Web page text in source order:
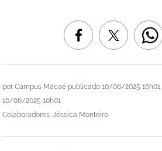
por Campus Macaé publicado 10/06/2025 10h01,
10/06/2025 10h01
Colaboradores: Jéssica Monteiro